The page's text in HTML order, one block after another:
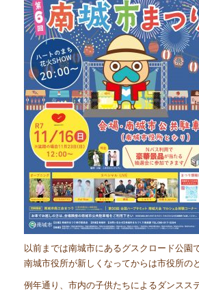
以前までは南城市にあるグスクロード公園
南城市役所が新しくなってからは市役所の
例年通り、市内の子供たちによるダンスス